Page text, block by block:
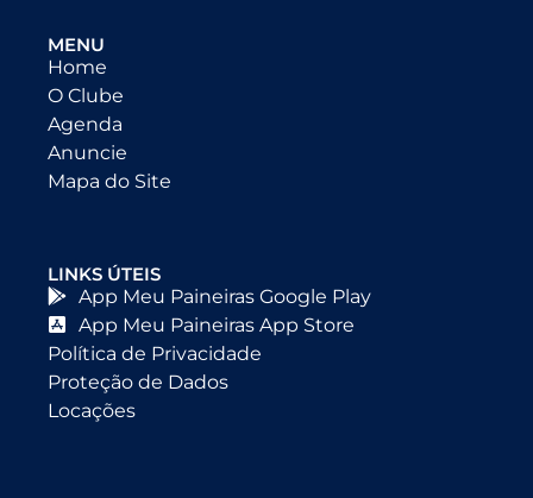
MENU
Home
O Clube
Agenda
Anuncie
Mapa do Site
LINKS ÚTEIS
App Meu Paineiras Google Play
App Meu Paineiras App Store
Política de Privacidade
Proteção de Dados
Locações